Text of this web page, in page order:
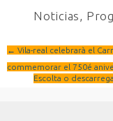
Noticias,
← Vila-real celebrarà el
commemorar el 750é
Escolta o